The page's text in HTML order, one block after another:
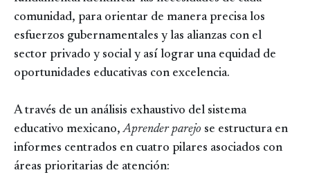
comunidad, para orientar de manera precisa los
esfuerzos gubernamentales y las alianzas con el
sector privado y social y así lograr una equidad de
oportunidades educativas con excelencia.
A través de un análisis exhaustivo del sistema
educativo mexicano,Aprender parejo se estructura en
informes centrados en cuatro pilares asociados con
áreas prioritarias de atención: